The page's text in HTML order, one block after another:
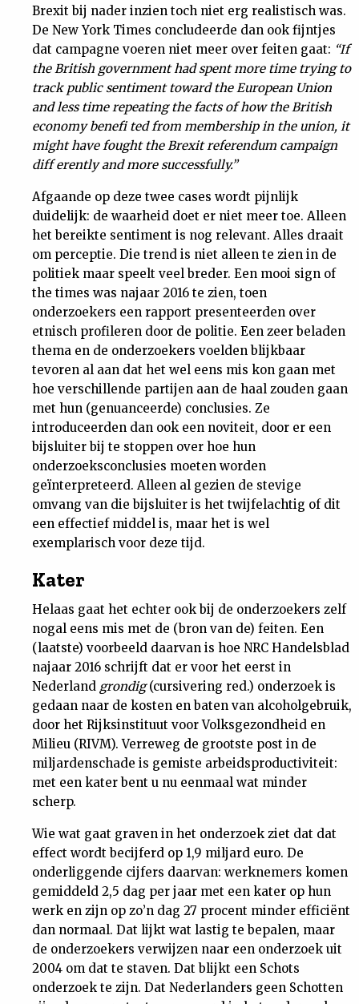
Brexit bij nader inzien toch niet erg realistisch was.
De New York Times concludeerde dan ook fijntjes
dat campagne voeren niet meer over feiten gaat: “If
the British government had spent more time trying to
track public sentiment toward the European Union
and less time repeating the facts of how the British
economy benefi ted from membership in the union, it
might have fought the Brexit referendum campaign
diff erently and more successfully.”
Afgaande op deze twee cases wordt pijnlijk
duidelijk: de waarheid doet er niet meer toe. Alleen
het bereikte sentiment is nog relevant. Alles draait
om perceptie. Die trend is niet alleen te zien in de
politiek maar speelt veel breder. Een mooi sign of
the times was najaar 2016 te zien, toen
onderzoekers een rapport presenteerden over
etnisch profileren door de politie. Een zeer beladen
thema en de onderzoekers voelden blijkbaar
tevoren al aan dat het wel eens mis kon gaan met
hoe verschillende partijen aan de haal zouden gaan
met hun (genuanceerde) conclusies. Ze
introduceerden dan ook een noviteit, door er een
bijsluiter bij te stoppen over hoe hun
onderzoeksconclusies moeten worden
geïnterpreteerd. Alleen al gezien de stevige
omvang van die bijsluiter is het twijfelachtig of dit
een effectief middel is, maar het is wel
exemplarisch voor deze tijd.
Kater
Helaas gaat het echter ook bij de onderzoekers zelf
nogal eens mis met de (bron van de) feiten. Een
(laatste) voorbeeld daarvan is hoe NRC Handelsblad
najaar 2016 schrijft dat er voor het eerst in
Nederland grondig(cursivering red.) onderzoek is
gedaan naar de kosten en baten van alcoholgebruik,
door het Rijksinstituut voor Volksgezondheid en
Milieu (RIVM). Verreweg de grootste post in de
miljardenschade is gemiste arbeidsproductiviteit:
met een kater bent u nu eenmaal wat minder
scherp.
Wie wat gaat graven in het onderzoek ziet dat dat
effect wordt becijferd op 1,9 miljard euro. De
onderliggende cijfers daarvan: werknemers komen
gemiddeld 2,5 dag per jaar met een kater op hun
werk en zijn op zo’n dag 27 procent minder efficiënt
dan normaal. Dat lijkt wat lastig te bepalen, maar
de onderzoekers verwijzen naar een onderzoek uit
2004 om dat te staven. Dat blijkt een Schots
onderzoek te zijn. Dat Nederlanders geen Schotten